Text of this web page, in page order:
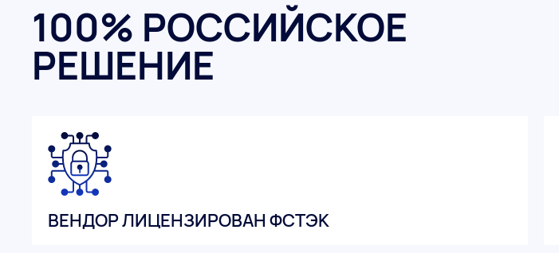
100% РОССИЙСКОЕ
РЕШЕНИЕ
ВЕНДОР ЛИЦЕНЗИРОВАН ФСТЭК